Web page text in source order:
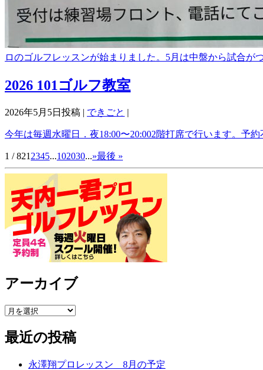
ロのゴルフレッスンが始まりました。5月は中盤から試合が
2026 101ゴルフ教室
2026年5月5日投稿 | できごと |
今年は毎週水曜日．夜18:00〜20:002階打席で行います。予
1 / 821 2345...102030...»最後 »
アーカイブ
最近の投稿
永澤翔プロレッスン 8月の予定